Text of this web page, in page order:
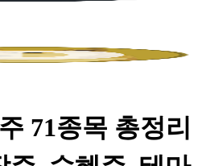
71종목 총정리